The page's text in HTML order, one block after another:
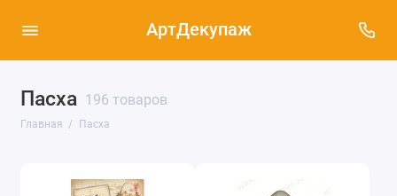
АртДекупаж
Пасха 196 товаров
Главная Пасха
Декупажные и переводные карты, бумага
для декупажа и скрапбукинга (129)
Салфетки Пасха (83)